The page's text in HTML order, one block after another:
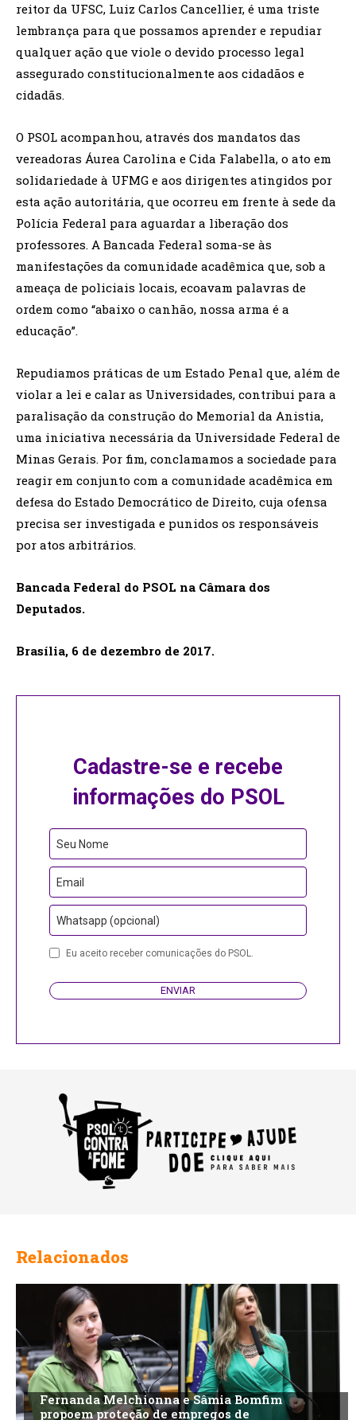
reitor da UFSC, Luiz Carlos Cancellier, é uma triste
lembrança para que possamos aprender e repudiar
qualquer ação que viole o devido processo legal
assegurado constitucionalmente aos cidadãos e
cidadãs.
O PSOL acompanhou, através dos mandatos das
vereadoras Áurea Carolina e Cida Falabella, o ato em
solidariedade à UFMG e aos dirigentes atingidos por
esta ação autoritária, que ocorreu em frente à sede da
Polícia Federal para aguardar a liberação dos
professores. A Bancada Federal soma-se às
manifestações da comunidade acadêmica que, sob a
ameaça de policiais locais, ecoavam palavras de
ordem como “abaixo o canhão, nossa arma é a
educação”.
Repudiamos práticas de um Estado Penal que, além de
violar a lei e calar as Universidades, contribui para a
paralisação da construção do Memorial da Anistia,
uma iniciativa necessária da Universidade Federal de
Minas Gerais. Por fim, conclamamos a sociedade para
reagir em conjunto com a comunidade acadêmica em
defesa do Estado Democrático de Direito, cuja ofensa
precisa ser investigada e punidos os responsáveis
por atos arbitrários.
Bancada Federal do PSOL na Câmara dos
Deputados.
Brasília, 6 de dezembro de 2017.
Cadastre-se e recebe
informações do PSOL
Seu Nome
Email
Whatsapp (opcional)
Eu aceito receber comunicações do PSOL.
ENVIAR
Relacionados
Fernanda Melchionna e Sâmia Bomfim
propoem proteção de empregos de